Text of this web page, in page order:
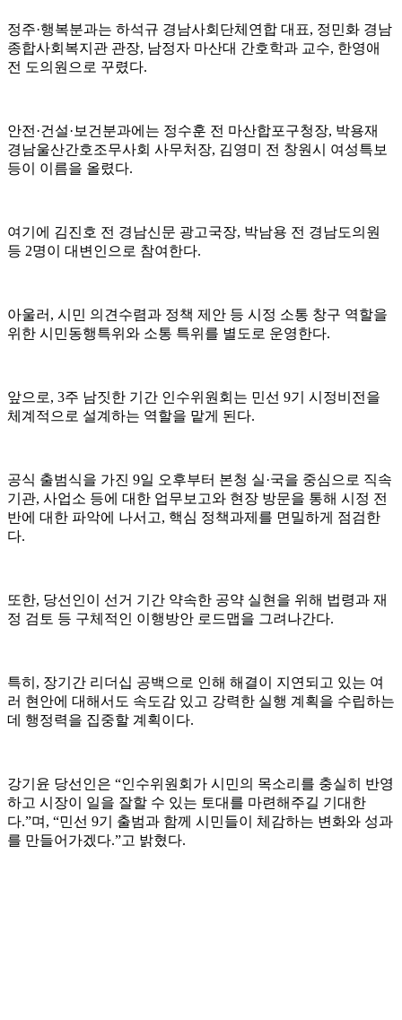
정주·행복분과는 하석규 경남사회단체연합 대표, 정민화 경남
종합사회복지관 관장, 남정자 마산대 간호학과 교수, 한영애
전 도의원으로 꾸렸다.
안전·건설·보건분과에는 정수훈 전 마산합포구청장, 박용재
경남울산간호조무사회 사무처장, 김영미 전 창원시 여성특보
등이 이름을 올렸다.
여기에 김진호 전 경남신문 광고국장, 박남용 전 경남도의원
등 2명이 대변인으로 참여한다.
아울러, 시민 의견수렴과 정책 제안 등 시정 소통 창구 역할을
위한 시민동행특위와 소통 특위를 별도로 운영한다.
앞으로, 3주 남짓한 기간 인수위원회는 민선 9기 시정비전을
체계적으로 설계하는 역할을 맡게 된다.
공식 출범식을 가진 9일 오후부터 본청 실·국을 중심으로 직속
기관, 사업소 등에 대한 업무보고와 현장 방문을 통해 시정 전
반에 대한 파악에 나서고, 핵심 정책과제를 면밀하게 점검한
다.
또한, 당선인이 선거 기간 약속한 공약 실현을 위해 법령과 재
정 검토 등 구체적인 이행방안 로드맵을 그려나간다.
특히, 장기간 리더십 공백으로 인해 해결이 지연되고 있는 여
러 현안에 대해서도 속도감 있고 강력한 실행 계획을 수립하는
데 행정력을 집중할 계획이다.
강기윤 당선인은 “인수위원회가 시민의 목소리를 충실히 반영
하고 시장이 일을 잘할 수 있는 토대를 마련해주길 기대한
다.”며, “민선 9기 출범과 함께 시민들이 체감하는 변화와 성과
를 만들어가겠다.”고 밝혔다.